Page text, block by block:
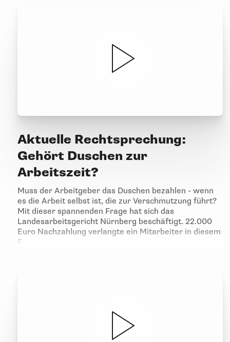
Aktuelle Rechtsprechung:
Gehört Duschen zur
Arbeitszeit?
Muss der Arbeitgeber das Duschen bezahlen - wenn
es die Arbeit selbst ist, die zur Verschmutzung führt?
Mit dieser spannenden Frage hat sich das
Landesarbeitsgericht Nürnberg beschäftigt. 22.000
Euro Nachzahlung verlangte ein Mitarbeiter in diesem
F ...